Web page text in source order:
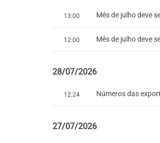
13:00 Mês de julho deve
12:00 Mês de julho deve
28/07/2026
12:24 Números das
27/07/2026